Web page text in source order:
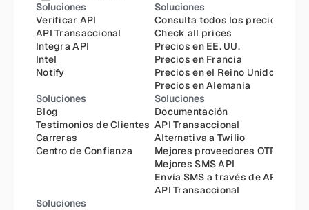
Soluciones
Verificar API
API Transaccional
Integra API
Intel
Notify
Soluciones
Consulta todos los precios
Check all prices
Precios en EE. UU.
Precios en Francia
Precios en el Reino Unido
Precios en Alemania
Soluciones
Blog
Testimonios de Clientes
Carreras
Centro de Confianza
Soluciones
Documentación
API Transaccional
Alternativa a Twilio
Mejores proveedores OTP
Mejores SMS API
Envía SMS a través de API
API Transaccional
Soluciones